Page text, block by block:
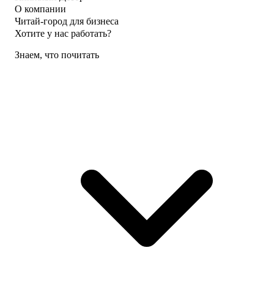
О компании
Читай-город для бизнеса
Хотите у нас работать?
Знаем, что почитать